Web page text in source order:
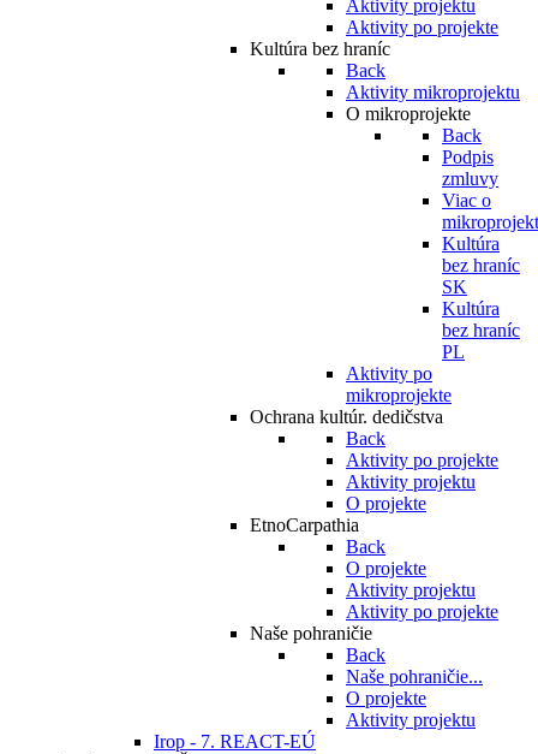
Aktivity projektu
Aktivity po projekte
Kultúra bez hraníc
Back
Aktivity mikroprojektu
O mikroprojekte
Back
Podpis
zmluvy
Viac o
Kultúra
bez hraníc
SK
Kultúra
bez hraníc
PL
Aktivity po
mikroprojekte
Ochrana kultúr. dedičstva
Back
Aktivity po projekte
Aktivity projektu
O projekte
EtnoCarpathia
Back
O projekte
Aktivity projektu
Aktivity po projekte
Naše pohraničie
Back
Naše pohraničie...
O projekte
Aktivity projektu
Irop - 7. REACT-EÚ